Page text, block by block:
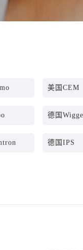
美国CEM
德国
德国IPS